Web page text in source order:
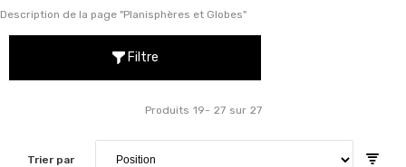
Description de la page "Planisphères et Globes"
Filtre
Trier par
Produits 19- 27 sur 27